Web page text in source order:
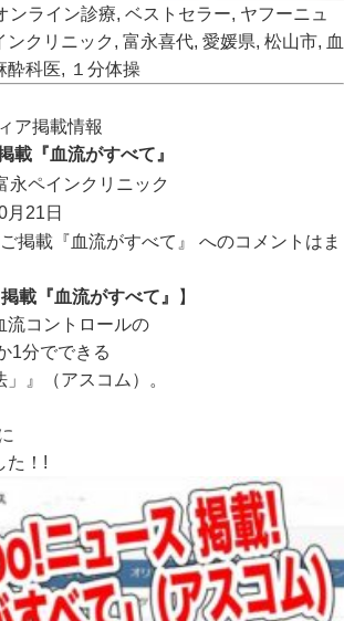
ンライン診療, ベストセラー, ヤフーニュ
ンクリニック , 富永喜代, 愛媛県, 松山市, 血
酔科医, １分体操
ア掲載情報
載『血流がすべて』
永ペインクリニック
月21日
掲載『血流がすべて』 へのコメントはま
載『血流がすべて』
】
コントロールの
1分でできる
」』（アスコム）。
た！!